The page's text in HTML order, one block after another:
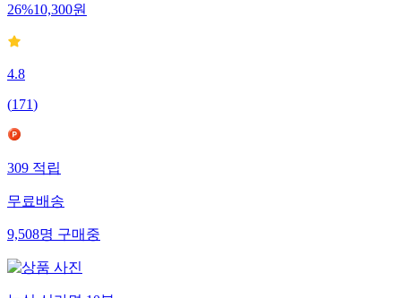
26%10,300원
4.8
(171)
309적립
무료배송
9,508명구매중